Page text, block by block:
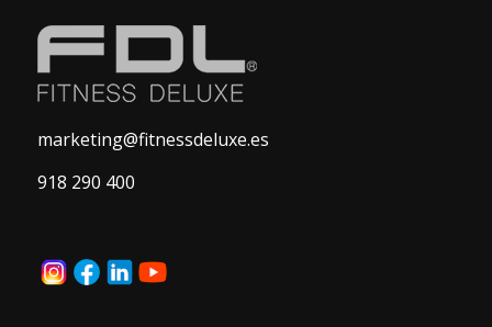
marketing@fitnessdeluxe.es
918 290 400